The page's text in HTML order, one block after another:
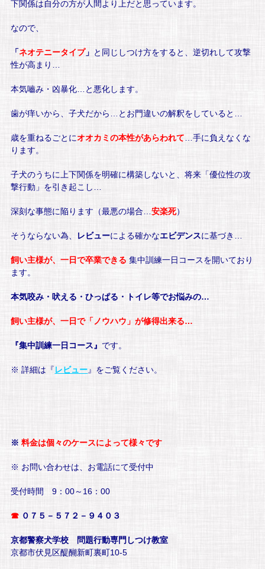
下関係は自分の方が人間より上だと思っています。
なので、
「ネオテニータイプ」 と同じしつけ方をすると、逆切れして攻撃
性が高まり…
本気嚙み・凶暴化…と悪化します。
歯が痒いから、子犬だから…とお門違いの解釈をしていると…
歳を重ねるごとにオオカミの本性があらわれて …手に負えなくな
ります。
子犬のうちに上下関係を明確に構築しないと、将来「優位性の攻
撃行動」を引き起こし…
深刻な事態に陥ります（最悪の場合…安楽死）
そうならない為、 レビューによる確かなエビデンスに基づき…
飼い主様が、一日で卒業できる集中訓練一日コースを開いており
ます。
本気咬み・吠える・ひっぱる・トイレ等でお悩みの…
飼い主様が、一日で「ノウハウ」が修得出来る…
『集中訓練一日コース』 です。
※ 詳細は『レビュー』をご覧ください。
※料金は個々のケースによって様々です
※ お問い合わせは、お電話にて受付中
受付時間 9：00～16：00
☎ ０７５－５７２－９４０３
京都警察犬学校 問題行動専門しつけ教室
京都市伏見区醍醐新町裏町10-5